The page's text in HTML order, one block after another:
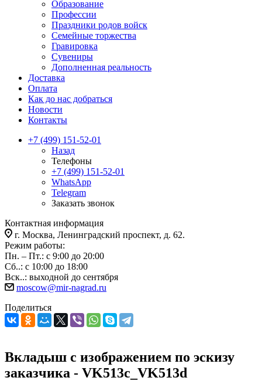
Образование
Профессии
Праздники родов войск
Семейные торжества
Гравировка
Сувениры
Дополненная реальность
Доставка
Оплата
Как до нас добраться
Новости
Контакты
+7 (499) 151-52-01
Назад
Телефоны
+7 (499) 151-52-01
WhatsApp
Telegram
Заказать звонок
Контактная информация
г. Москва, Ленинградский проспект, д. 62.
Режим работы:
Пн. – Пт.: с 9:00 до 20:00
Сб..: с 10:00 до 18:00
Вск..: выходной до сентября
moscow@mir-nagrad.ru
Поделиться
Вкладыш с изображением по эскизу
заказчика - VK513c_VK513d